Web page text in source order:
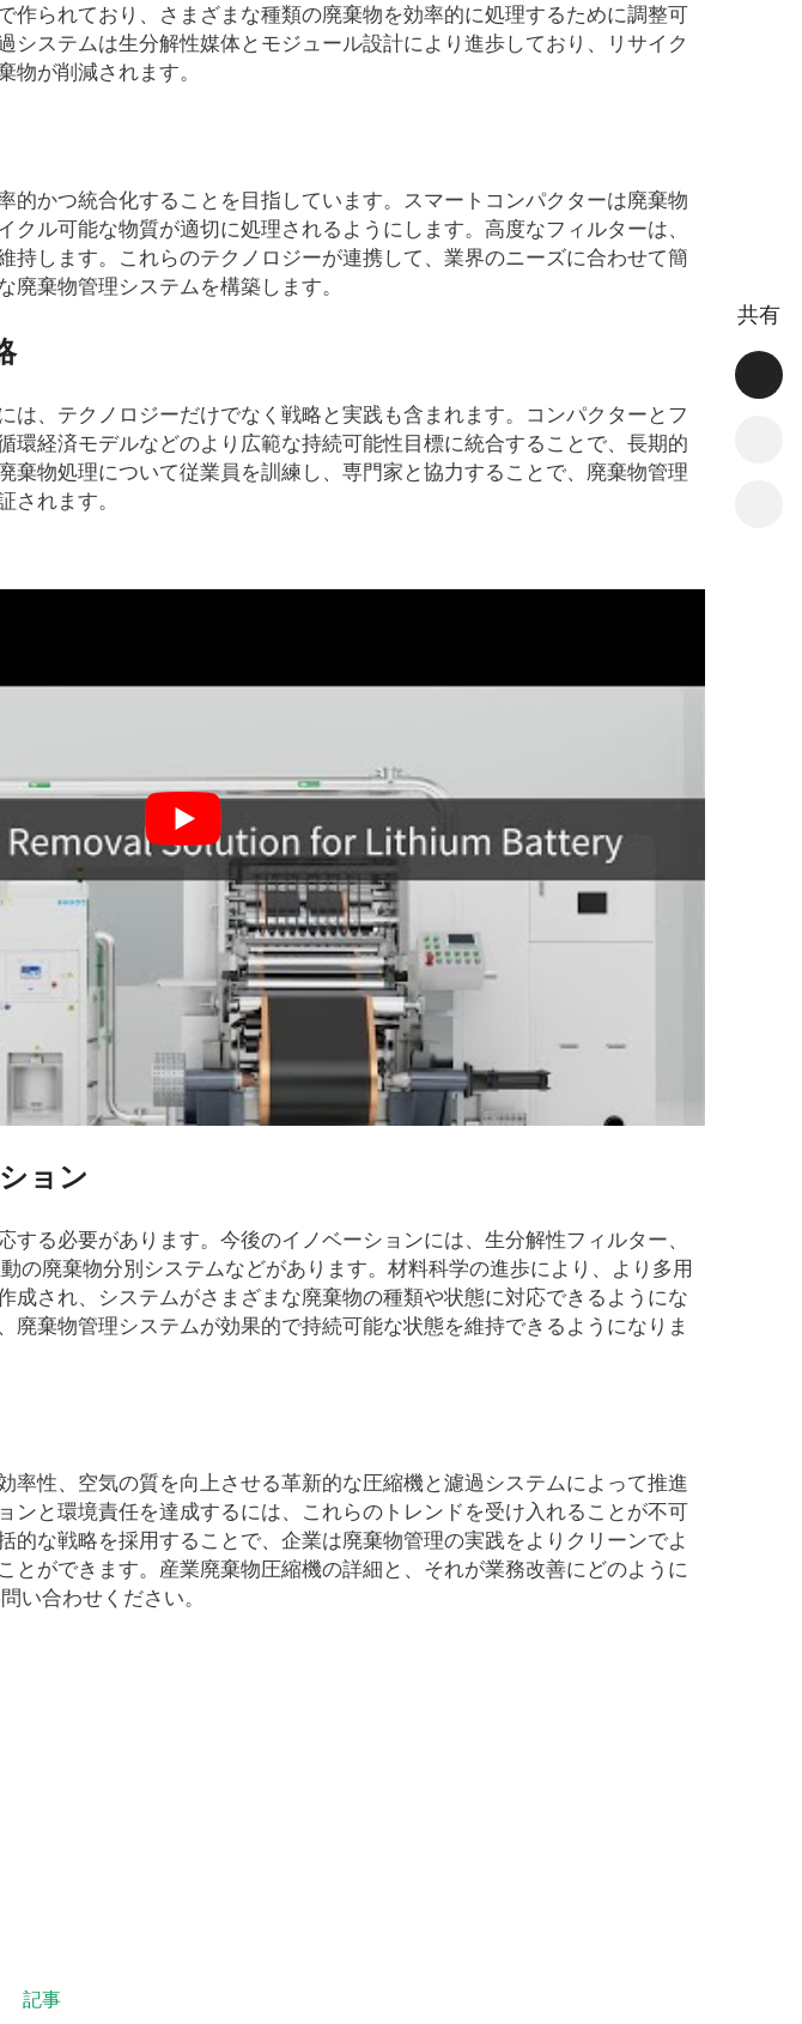
共有
facebook
作られており、さまざまな種類の廃棄物を効率的に処理するために調整可
システムは生分解性媒体とモジュール設計により進歩しており、リサイク
物が削減されます。
的かつ統合化することを目指しています。スマートコンパクターは廃棄物
クル可能な物質が適切に処理されるようにします。高度なフィルターは、
持します。これらのテクノロジーが連携して、業界のニーズに合わせて簡
棄物管理システムを構築します。
は、テクノロジーだけでなく戦略と実践も含まれます。コンパクターとフ
環経済モデルなどのより広範な持続可能性目標に統合することで、長期的
棄物処理について従業員を訓練し、専門家と協力することで、廃棄物管理
れます。
ョン
する必要があります。今後のイノベーションには、生分解性フィルター、
の廃棄物分別システムなどがあります。材料科学の進歩により、より多用
成され、システムがさまざまな廃棄物の種類や状態に対応できるようにな
廃棄物管理システムが効果的で持続可能な状態を維持できるようになりま
率性、空気の質を向上させる革新的な圧縮機と濾過システムによって推進
ンと環境責任を達成するには、これらのトレンドを受け入れることが不可
的な戦略を採用することで、企業は廃棄物管理の実践をよりクリーンでよ
とができます。産業廃棄物圧縮機の詳細と、それが業務改善にどのように
い合わせください。
記事